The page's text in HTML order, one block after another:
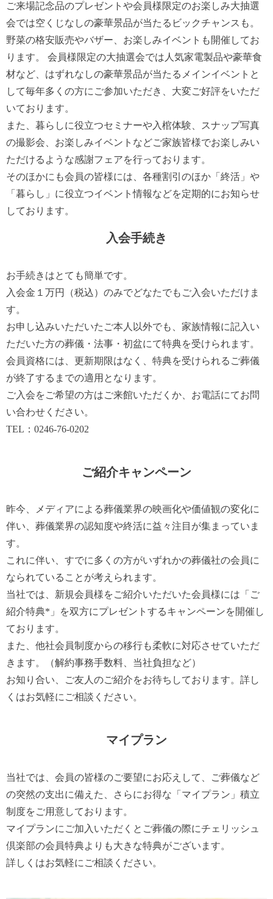
ご来場記念品のプレゼントや会員様限定のお楽しみ大抽選
会では空くじなしの豪華景品が当たるビックチャンスも。
野菜の格安販売やバザー、お楽しみイベントも開催してお
ります。 会員様限定の大抽選会では人気家電製品や豪華食
材など、はずれなしの豪華景品が当たるメインイベントと
して毎年多くの方にご参加いただき、大変ご好評をいただ
いております。
また、暮らしに役立つセミナーや入棺体験、スナップ写真
の撮影会、お楽しみイベントなどご家族皆様でお楽しみい
ただけるような感謝フェアを行っております。
そのほかにも会員の皆様には、各種割引のほか「終活」や
「暮らし」に役立つイベント情報などを定期的にお知らせ
しております。
入会手続き
お手続きはとても簡単です。
入会金１万円（税込）のみでどなたでもご入会いただけま
す。
お申し込みいただいたご本人以外でも、家族情報に記入い
ただいた方の葬儀・法事・初盆にて特典を受けられます。
会員資格には、更新期限はなく、特典を受けられるご葬儀
が終了するまでの適用となります。
ご入会をご希望の方はご来館いただくか、お電話にてお問
い合わせください。
TEL：0246-76-0202
ご紹介キャンペーン
昨今、メディアによる葬儀業界の映画化や価値観の変化に
伴い、葬儀業界の認知度や終活に益々注目が集まっていま
す。
これに伴い、すでに多くの方がいずれかの葬儀社の会員に
なられていることが考えられます。
当社では、新規会員様をご紹介いただいた会員様には「ご
紹介特典*」を双方にプレゼントするキャンペーンを開催し
ております。
また、他社会員制度からの移行も柔軟に対応させていただ
きます。（解約事務手数料、当社負担など）
お知り合い、ご友人のご紹介をお待ちしております。詳し
くはお気軽にご相談ください。
マイプラン
当社では、会員の皆様のご要望にお応えして、ご葬儀など
の突然の支出に備えた、さらにお得な「マイプラン」積立
制度をご用意しております。
マイプランにご加入いただくとご葬儀の際にチェリッシュ
倶楽部の会員特典よりも大きな特典がございます。
詳しくはお気軽にご相談ください。